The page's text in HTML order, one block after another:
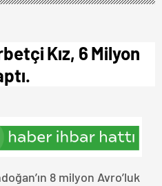
Kız, 6 Milyon
8 milyon Avro’luk